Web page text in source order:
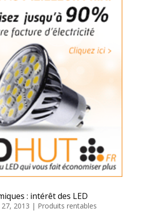
: intérêt des LED
27, 2013 | Produits rentables